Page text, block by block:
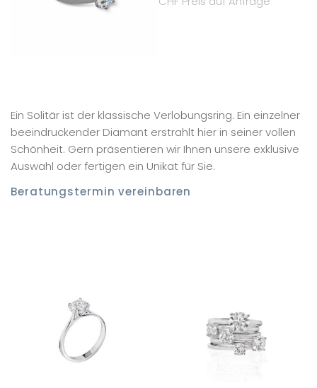
Ein Solitär ist der klassische Verlobungsring. Ein einzelner
beeindruckender Diamant erstrahlt hier in seiner vollen
Schönheit. Gern präsentieren wir Ihnen unsere exklusive
Auswahl oder fertigen ein Unikat für Sie.
Beratungstermin vereinbaren